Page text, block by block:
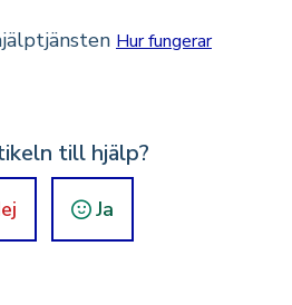
Hur fungerar
till hjälp?
Ja